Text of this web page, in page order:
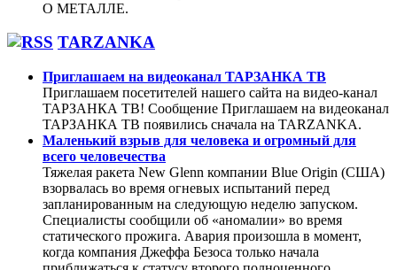
О МЕТАЛЛЕ.
TARZANKA
Приглашаем на видеоканал ТАРЗАНКА ТВ
Приглашаем посетителей нашего сайта на видео-канал
ТАРЗАНКА ТВ! Сообщение Приглашаем на видеоканал
ТАРЗАНКА ТВ появились сначала на TARZANKA.
Маленький взрыв для человека и огромный для
всего человечества
Тяжелая ракета New Glenn компании Blue Origin (США)
взорвалась во время огневых испытаний перед
запланированным на следующую неделю запуском.
Специалисты сообщили об «аномалии» во время
статического прожига. Авария произошла в момент,
когда компания Джеффа Безоса только начала